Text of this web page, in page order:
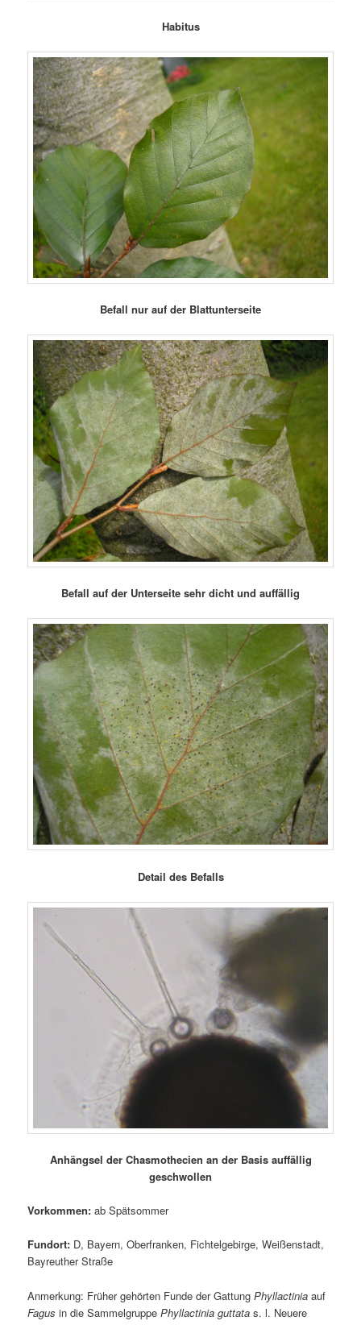
Habitus
Befall nur auf der Blattunterseite
Befall auf der Unterseite sehr dicht und auffällig
Detail des Befalls
Anhängsel der Chasmothecien an der Basis auffällig
geschwollen
Vorkommen: ab Spätsommer
Fundort: D, Bayern, Oberfranken, Fichtelgebirge, Weißenstadt,
Bayreuther Straße
Anmerkung: Früher gehörten Funde der GattungPhyllactinia auf
Fagus in die SammelgruppePhyllactinia guttatas. l. Neuere